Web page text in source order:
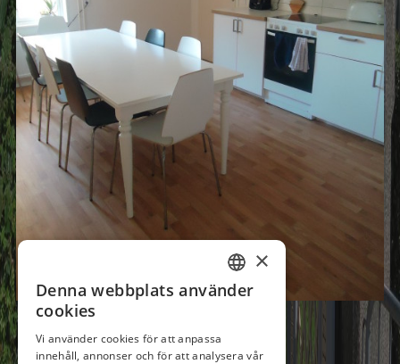
SWEDISH
ENGLISH
×
Denna webbplats använder
cookies
Vi använder cookies för att anpassa
innehåll, annonser och för att analysera vår